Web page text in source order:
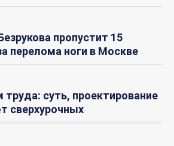
пропустит 15
перелома ноги в Москве
суть, проектирование
сверхурочных